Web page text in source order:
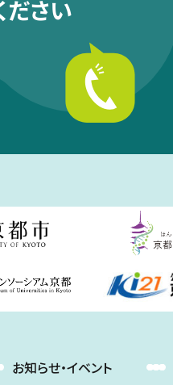
ださい
お知らせ・イベント